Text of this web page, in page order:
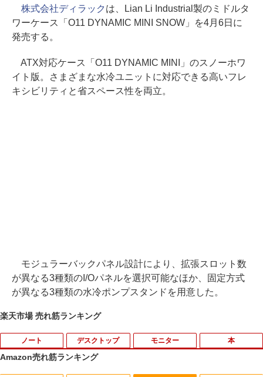
株式会社ディラック は、Lian Li Industrial製のミドルタ
ワーケース「O11 DYNAMIC MINI SNOW」を4月6日に
発売する。
ATX対応ケース「O11 DYNAMIC MINI」のスノーホワ
イト版。さまざまな水冷ユニットに対応できる高いフレ
キシビリティと省スペース性を両立。
モジュラーバックパネル設計により、拡張スロット数
が異なる3種類のI/Oパネルを選択可能なほか、固定方式
が異なる3種類の水冷ポンプスタンドを用意した。
楽天市場 売れ筋ランキング
ノート デスクトップ モニター 本
Amazon売れ筋ランキング